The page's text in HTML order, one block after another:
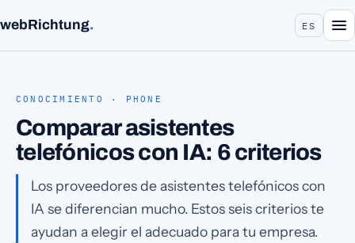
webRichtung. ES
CONOCIMIENTO · PHONE
Comparar asistentes
telefónicos con IA: 6 criterios
Los proveedores de asistentes telefónicos con
IA se diferencian mucho. Estos seis criterios te
ayudan a elegir el adecuado para tu empresa.